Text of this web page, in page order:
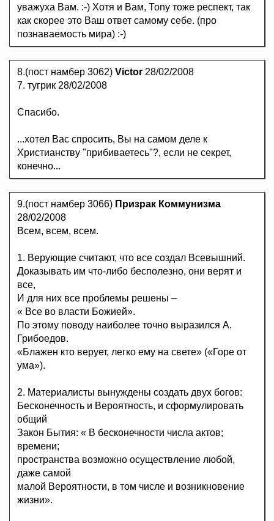
уважуха Вам. :-) Хотя и Вам, Тоnу тоже респект, так
как скорее это Ваш ответ самому себе. (про
познаваемость мира) :-)
8.(пост намбер 3062) Victor 28/02/2008
7. тугрик 28/02/2008
Спасибо.
...хотел Вас спросить, Вы на самом деле к
Христианству "прибиваетесь"?, если не секрет,
конечно...
9.(пост намбер 3066) Призрак Коммунизма
28/02/2008
Всем, всем, всем.
1. Верующие считают, что все создал Всевышний.
Доказывать им что-либо бесполезно, они верят и
все,
И для них все проблемы решены –
« Все во власти Божией».
По этому поводу наиболее точно выразился А.
Грибоедов.
«Блажен кто верует, легко ему на свете» («Горе от
ума»).
2. Материалисты вынуждены создать двух богов:
Бесконечность и Вероятность, и сформулировать
общий
Закон Бытия: « В бесконечности числа актов;
времени;
пространства возможно осуществление любой,
даже самой
малой Вероятности, в том числе и возникновение
жизни».